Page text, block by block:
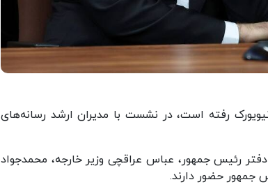
رفته است، در نشست با مدیران ارشد رسانه‌های
رئیس‌ جمهور، عباس عراقچی وزیر خارجه، محمدجواد
جمهور حضور دارند.